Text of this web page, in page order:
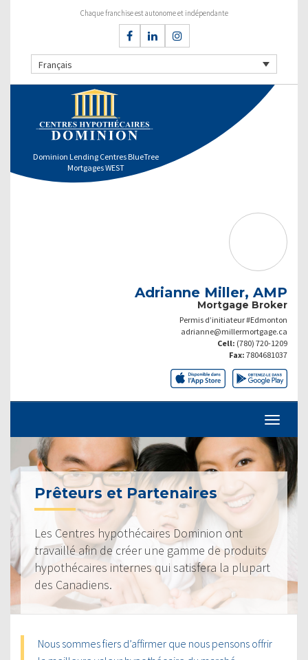
Chaque franchise est autonome et indépendante
Français
Dominion Lending Centres BlueTree
Mortgages WEST
Adrianne Miller, AMP
Mortgage Broker
Permis d’initiateur #Edmonton
adrianne@millermortgage.ca
Cell: (780) 720-1209
Fax: 7804681037
Prêteurs et Partenaires
Les Centres hypothécaires Dominion ont
travaillé afin de créer une gamme de produits
hypothécaires internes qui satisfera la plupart
des Canadiens.
Nous sommes fiers d’affirmer que nous pensons offrir